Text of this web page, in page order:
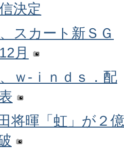
決定
スカート新ＳＧ
月
ｗ‐ｉｎｄｓ．配
将暉「虹」が２億